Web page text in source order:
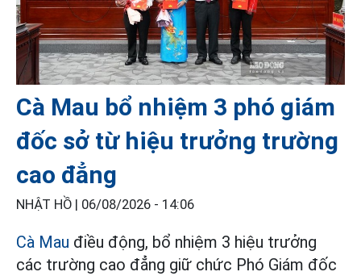
Cà Mau bổ nhiệm 3 phó giám
đốc sở từ hiệu trưởng trường
cao đẳng
NHẬT HỒ | 06/08/2026 - 14:06
Cà Mau điều động, bổ nhiệm 3 hiệu trưởng
các trường cao đẳng giữ chức Phó Giám đốc